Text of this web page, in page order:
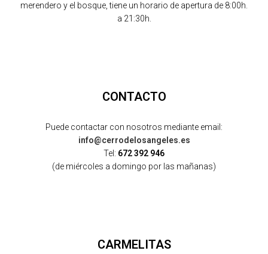
merendero y el bosque, tiene un horario de apertura de 8:00h.
a 21:30h.
CONTACTO
Puede contactar con nosotros mediante email:
info@cerrodelosangeles.es
Tel: 672 392 946
(de miércoles a domingo por las mañanas)
CARMELITAS